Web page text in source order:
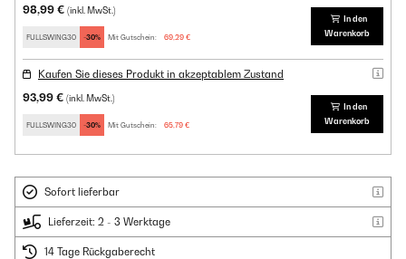
98,99 € (inkl. MwSt.)
FULLSWING30 -30% Mit Gutschein: 69,29 €
In den
Warenkorb
Kaufen Sie dieses Produkt in akzeptablem Zustand
93,99 € (inkl. MwSt.)
FULLSWING30 -30% Mit Gutschein: 65,79 €
In den
Warenkorb
Sofort lieferbar
Lieferzeit: 2 - 3 Werktage
14 Tage Rückgaberecht